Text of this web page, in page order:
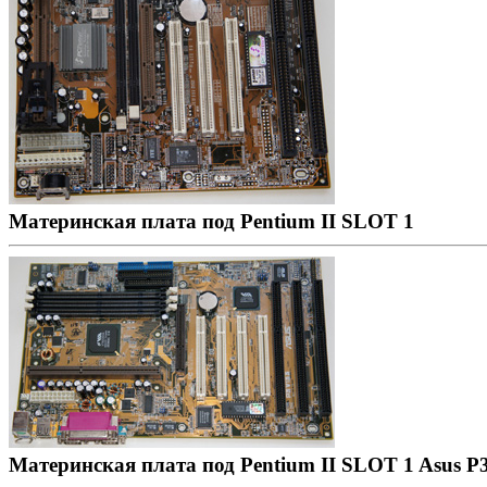
Материнская плата под Pentium II SLOT 1
Материнская плата под Pentium II SLOT 1 Asus